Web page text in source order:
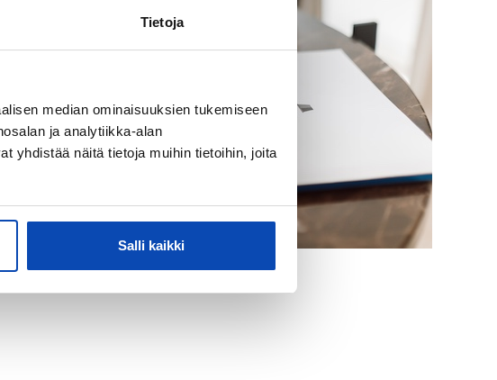
Tietoja
median ominaisuuksien tukemiseen
ja analytiikka-alan
yhdistää näitä tietoja muihin tietoihin, joita
Salli kaikki